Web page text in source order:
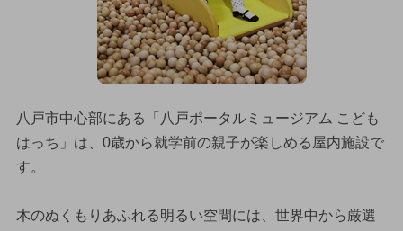
八戸市中心部にある「八戸ポータルミュージアム こども
はっち」は、0歳から就学前の親子が楽しめる屋内施設で
す。
木のぬくもりあふれる明るい空間には、世界中から厳選